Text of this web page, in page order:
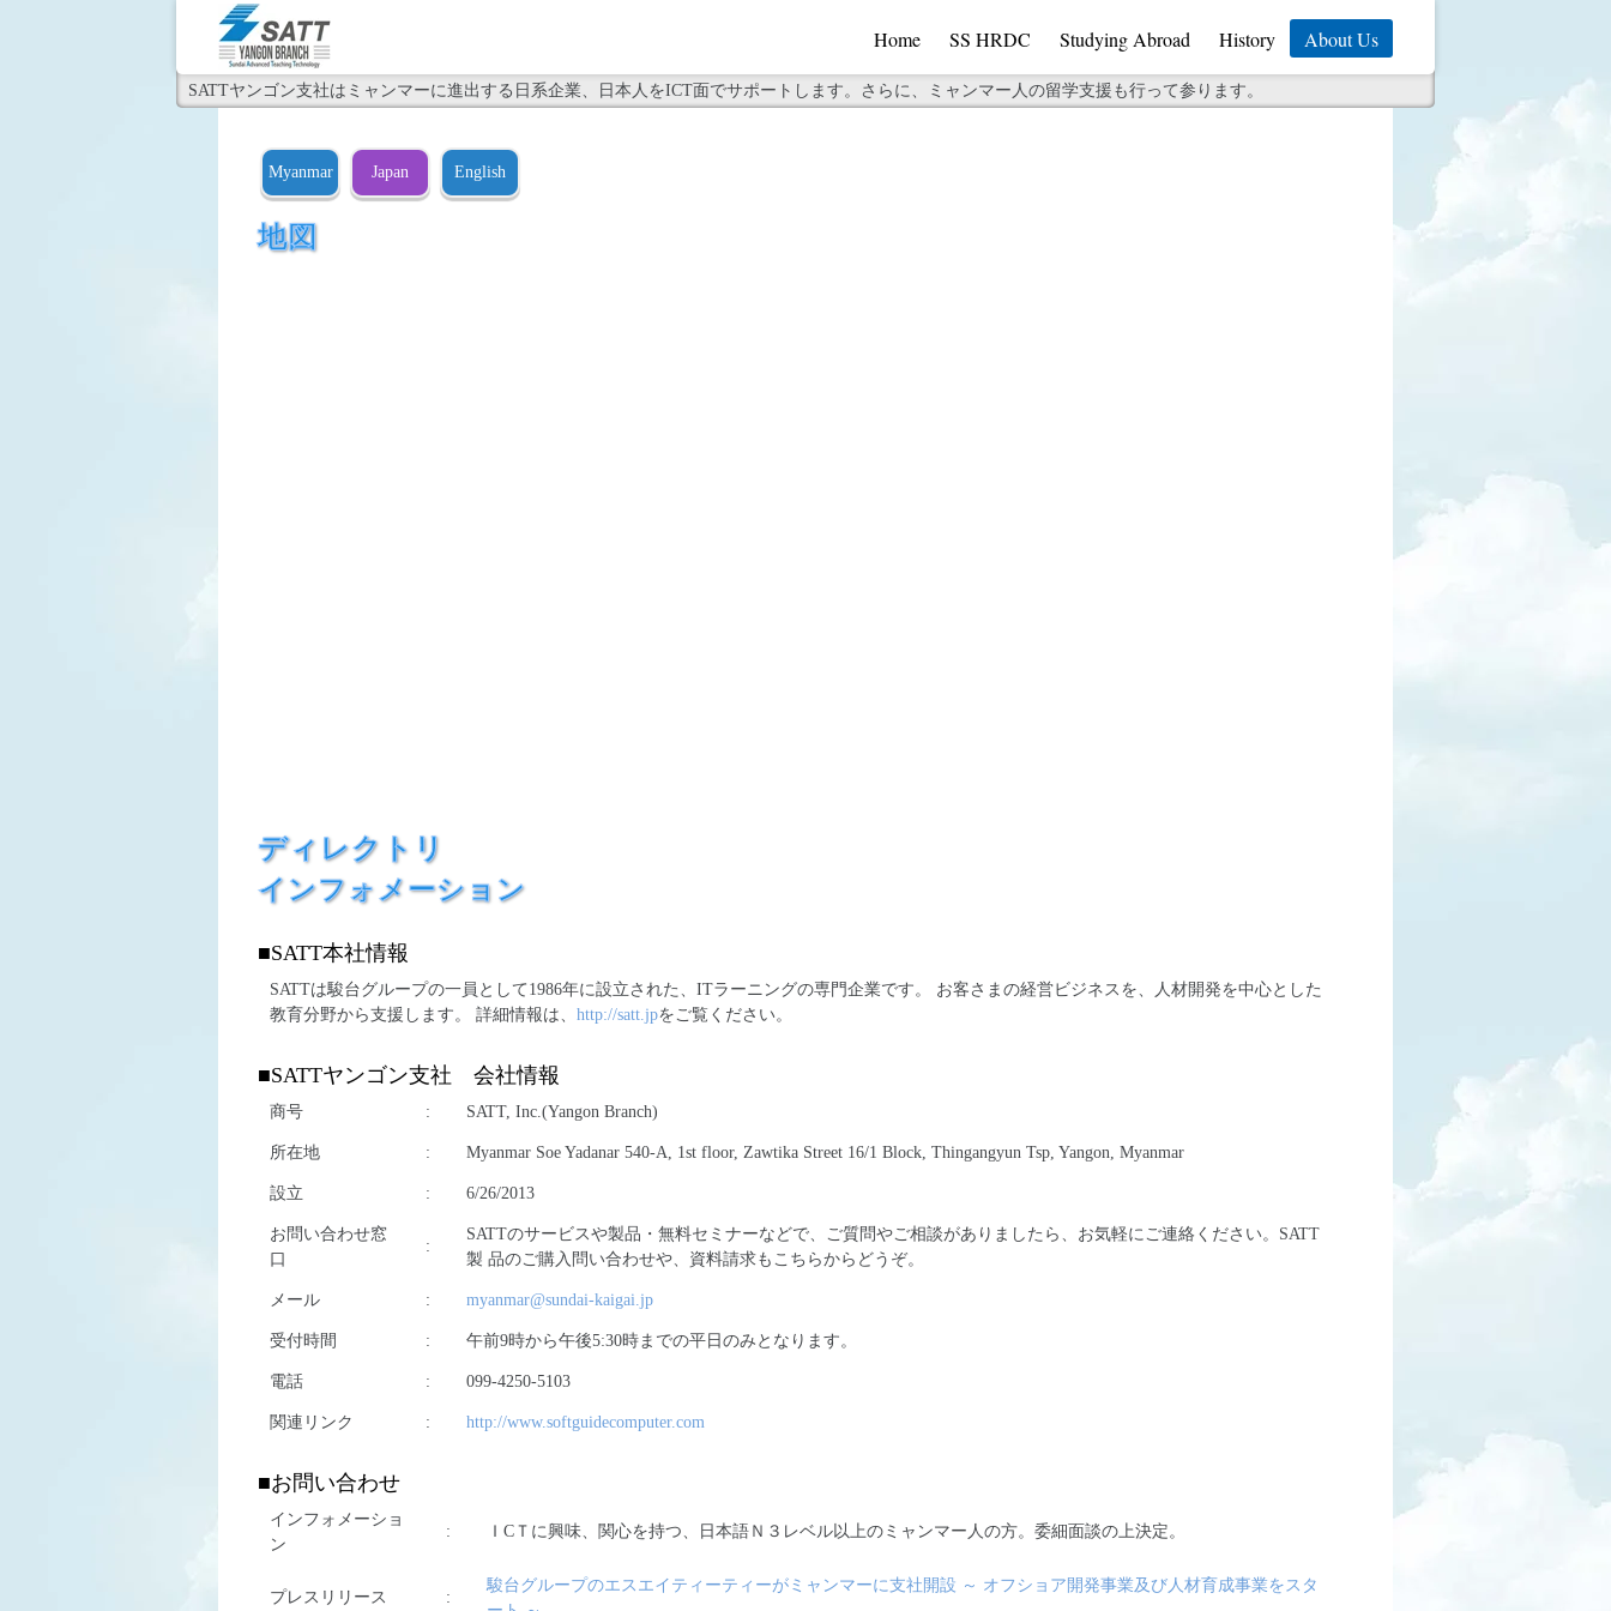
Home SS HRDC Studying Abroad History About Us
SATTヤンゴン支社はミャンマーに進出する日系企業、日本人をICT面でサポートします。さらに、ミャンマー人の留学支援も行って参ります。
Myanmar Japan
</>
English
地図
ディレクトリ
インフォメーション
■SATT本社情報
SATTは駿台グループの一員として1986年に設立された、ITラーニングの専門企業です。 お客さまの経営ビジネスを、人材開発を中心とした
教育分野から支援します。 詳細情報は、 http://satt.jpをご覧ください。
■SATTヤンゴン支社 会社情報
商号 : SATT, Inc.(Yangon Branch)
所在地 : Myanmar Soe Yadanar 540-A, 1st floor, Zawtika Street 16/1 Block, Thingangyun Tsp, Yangon, Myanmar
設立 : 6/26/2013
お問い合わせ窓
口
:
SATTのサービスや製品・無料セミナーなどで、ご質問やご相談がありましたら、お気軽にご連絡ください。SATT
製 品のご購入問い合わせや、資料請求もこちらからどうぞ。
メール : myanmar@sundai-kaigai.jp
受付時間 : 午前9時から午後5:30時までの平日のみとなります。
電話 : 099-4250-5103
関連リンク : http://www.softguidecomputer.com
■お問い合わせ
インフォメーショ
ン
: ＩCＴに興味、関心を持つ、日本語Ｎ３レベル以上のミャンマー人の方。委細面談の上決定。
プレスリリース :
駿台グループのエスエイティーティーがミャンマーに支社開設 ～ オフショア開発事業及び人材育成事業をスタ